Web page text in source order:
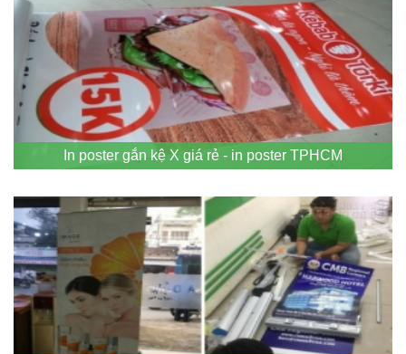
In poster gắn kệ X giá rẻ - in poster TPHCM